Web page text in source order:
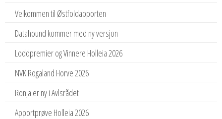
Velkommen til Østfoldapporten
Datahound kommer med ny versjon
Loddpremier og Vinnere Holleia 2026
NVK Rogaland Horve 2026
Ronja er ny i Avlsrådet
Apportprøve Holleia 2026